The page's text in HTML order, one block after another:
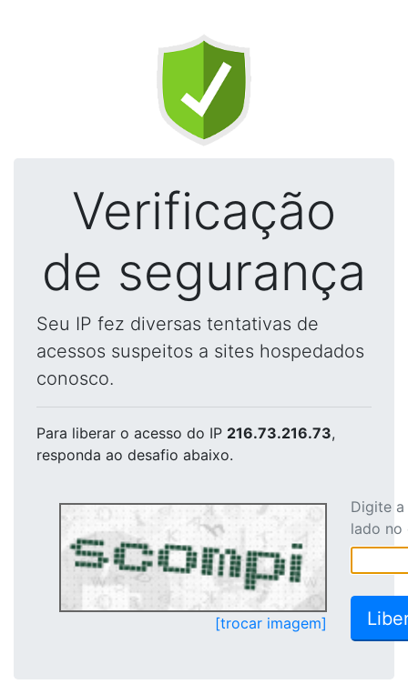
Verificação
de segurança
Seu IP fez diversas tentativas de
acessos suspeitos a sites hospedados
conosco.
Para liberar o acesso do IP 216.73.216.73,
responda ao desafio abaixo.
[trocar imagem]
Digite
lado no